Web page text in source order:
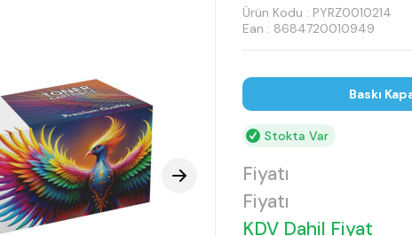
Ürün Kodu : PYRZ0010214
Ean : 8684720010949
Baskı
Stokta Var
Fiyatı
Fiyatı
KDV Dahil Fiyat